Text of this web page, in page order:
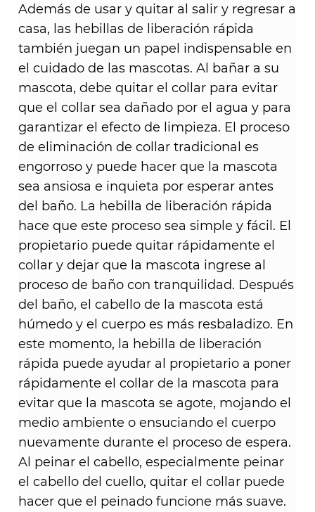
Además de usar y quitar al salir y regresar a
casa, las hebillas de liberación rápida
también juegan un papel indispensable en
el cuidado de las mascotas. Al bañar a su
mascota, debe quitar el collar para evitar
que el collar sea dañado por el agua y para
garantizar el efecto de limpieza. El proceso
de eliminación de collar tradicional es
engorroso y puede hacer que la mascota
sea ansiosa e inquieta por esperar antes
del baño. La hebilla de liberación rápida
hace que este proceso sea simple y fácil. El
propietario puede quitar rápidamente el
collar y dejar que la mascota ingrese al
proceso de baño con tranquilidad. Después
del baño, el cabello de la mascota está
húmedo y el cuerpo es más resbaladizo. En
este momento, la hebilla de liberación
rápida puede ayudar al propietario a poner
rápidamente el collar de la mascota para
evitar que la mascota se agote, mojando el
medio ambiente o ensuciando el cuerpo
nuevamente durante el proceso de espera.
Al peinar el cabello, especialmente peinar
el cabello del cuello, quitar el collar puede
hacer que el peinado funcione más suave.